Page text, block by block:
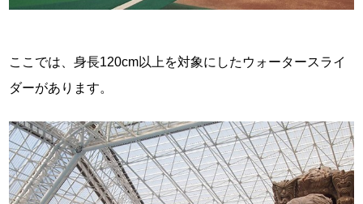
ここでは、身長120cm以上を対象にしたウォータースライ
ダーがあります。